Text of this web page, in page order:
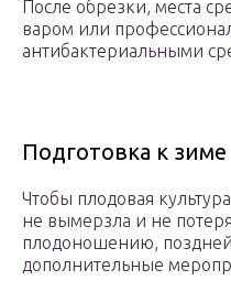
После обрезки, места
варом или
антибактериальными
Подготовка к зиме
Чтобы плодовая
не вымерзла и не
плодоношению,
дополнительные